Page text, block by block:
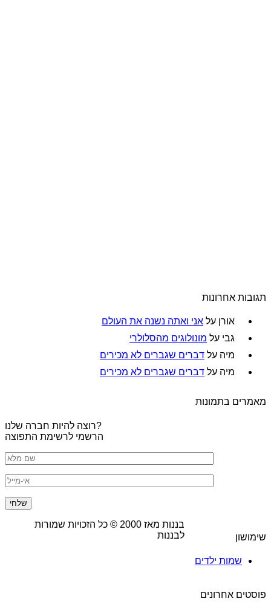
תגובות אחרונות
אורן על אני ואתה נשנה את העולם
גבי על מונולוגים מהסלולרי
מיה על דברים שגברים לא מכירים
מיה על דברים שגברים לא מכירים
מאמרים בתמונות
רוצה להיות חברה שלנו?
הרשמי לרשימת התפוצה
שימושון
שמות ילדים
פוסטים אחרונים
בננות מאז2000 © כל הזכויות שמורות
לבננות